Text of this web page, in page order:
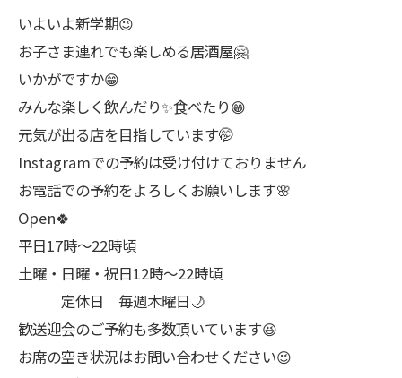
いよいよ新学期😉
お子さま連れでも楽しめる居酒屋🤗
いかがですか😁
みんな楽しく飲んだり✨食べたり😁
元気が出る店を目指しています🤭
Instagramでの予約は受け付けておりません
お電話での予約をよろしくお願いします🌸
Open🍀
平日17時～22時頃
土曜・日曜・祝日12時〜22時頃
定休日 毎週木曜日🌙
歓送迎会のご予約も多数頂いています😆
お席の空き状況はお問い合わせください😉